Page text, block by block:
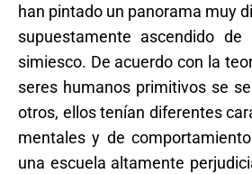
han pintado un panorama muy
supuestamente ascendido de
simiesco. De acuerdo con la
seres humanos primitivos se
otros, ellos tenían diferentes
mentales y de
una escuela altamente